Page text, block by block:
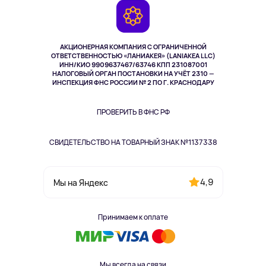
АКЦИОНЕРНАЯ КОМПАНИЯ С ОГРАНИЧЕННОЙ
ОТВЕТСТВЕННОСТЬЮ «ЛАНИАКЕЯ» (LANIAKEA LLC)
ИНН/КИО 9909637467/63746 КПП 231087001
НАЛОГОВЫЙ ОРГАН ПОСТАНОВКИ НА УЧЁТ 2310 —
ИНСПЕКЦИЯ ФНС РОССИИ № 2 ПО Г. КРАСНОДАРУ
ПРОВЕРИТЬ В ФНС РФ
СВИДЕТЕЛЬСТВО НА ТОВАРНЫЙ ЗНАК №1137338
Мы на Яндекс 4,9
Принимаем к оплате
Здоровье питомцев
Одежда и аксессуары